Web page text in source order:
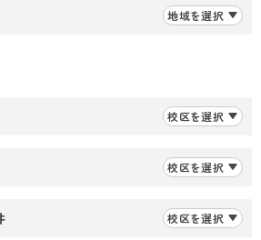
地域を選択
校区を選択
校区を選択
校区を選択